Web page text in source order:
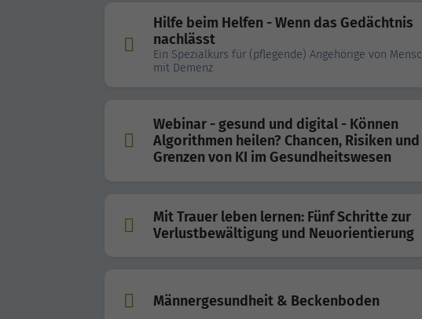
Hilfe beim Helfen - Wenn das Gedächtnis
nachlässt
Ein Spezialkurs für (pflegende) Angehörige von
mit Demenz
Webinar - gesund und digital - Können
Algorithmen heilen? Chancen, Risiken und
Grenzen von KI im Gesundheitswesen
Mit Trauer leben lernen: Fünf Schritte zur
Verlustbewältigung und Neuorientierung
Männergesundheit & Beckenboden